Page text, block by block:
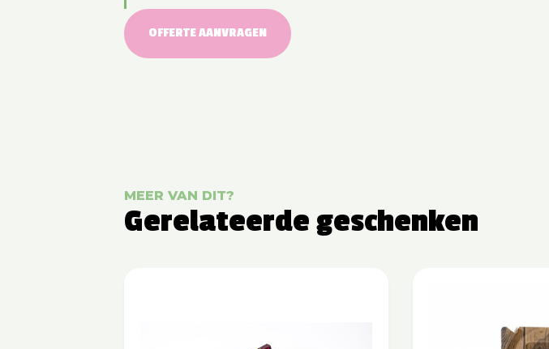
OFFERTE AANVRAGEN
MEER VAN DIT?
Gerelateerde geschenken